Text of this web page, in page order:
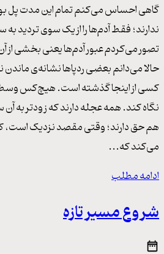
گاهی احساس می‌کنم تمام این مدت پل
ندارند؛ فقط آدم‌ها را از یک سوی تردید
تصور می‌کردم عبور آدم‌ها یعنی بخشی از
حالا می‌دانم بعضی ردپاها نشانه‌ی
کسی از اینجا گذشته است. هیچ‌کس وسط
نگاه کند. همه عجله دارند که زودتر به
هم حق دارند؛ وقتی مقصد نزدیک
می‌کند که...
ادامه مطلب
شروع مسیر تازه